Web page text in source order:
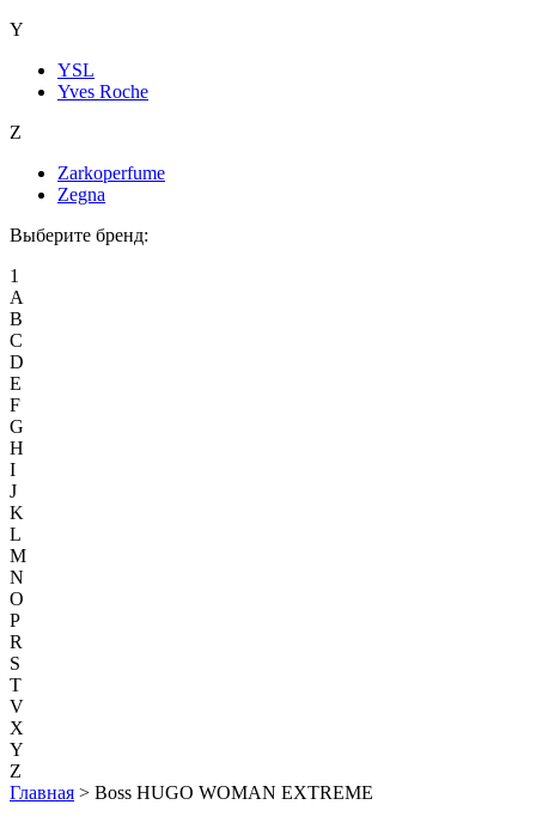
Y
YSL
Yves Roche
Z
Zarkoperfume
Zegna
Выберите бренд:
1
A
B
C
D
E
F
G
H
I
J
K
L
M
N
O
P
R
S
T
V
X
Y
Z
Главная > Boss HUGO WOMAN EXTREME